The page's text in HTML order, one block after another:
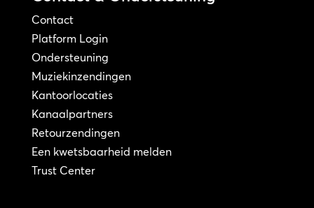
Contact
Platform Login
Ondersteuning
Muziekinzendingen
Kantoorlocaties
Kanaalpartners
Retourzendingen
Een kwetsbaarheid melden
Trust Center